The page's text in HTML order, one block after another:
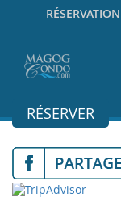
RÉSERVER